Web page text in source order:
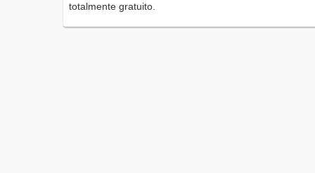
totalmente gratuito.